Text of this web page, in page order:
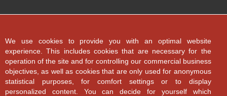
We use cookies to provide you with an optimal website
experience. This includes cookies that are necessary for the
operation of the site and for controlling our commercial business
objectives, as well as cookies that are only used for anonymous
statistical purposes, for comfort settings or to display
personalized content. You can decide for yourself which